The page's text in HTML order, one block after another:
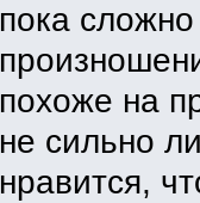
пока сложно
похоже на
не сильно
нравится,